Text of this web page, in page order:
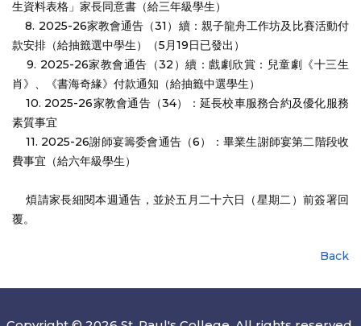
生資料表格」家長同意書（給三年級學生）
8. 2025-26家教會通告（31）續：親子龍舟工作坊及比賽活動付
款安排（給抽籤選中學生）（5月19日已發出）
9. 2025-26家教會通告（32）續：戲劇欣賞：兒童劇《十三生
肖》、《書海奇緣》付款通知（給抽籤中選學生）
10. 2025-26家教會通告（34）：延長校車服務合約及優化服務
素質事宜
11. 2025-26謝師宴籌委會通告（6）：畢業生謝師宴第二階段收
費事宜（給六年級學生）
煩請家長細閱本週通告，並於五月二十六日（星期二）前簽署回
覆。
Back